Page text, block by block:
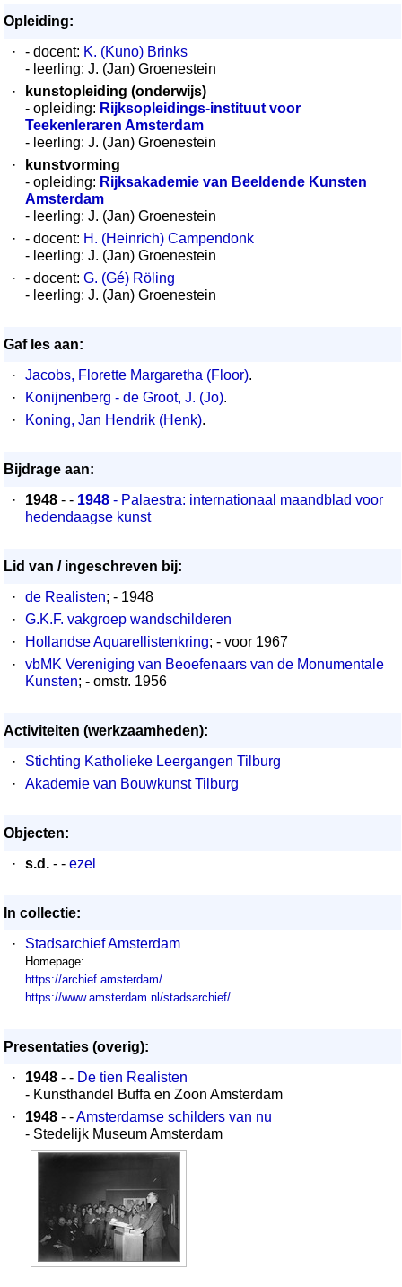
Opleiding:
·
- docent: K. (Kuno) Brinks
- leerling: J. (Jan) Groenestein
·
kunstopleiding (onderwijs)
- opleiding: Rijksopleidings-instituut voor
Teekenleraren Amsterdam
- leerling: J. (Jan) Groenestein
·
kunstvorming
- opleiding: Rijksakademie van Beeldende Kunsten
Amsterdam
- leerling: J. (Jan) Groenestein
·
- docent: H. (Heinrich) Campendonk
- leerling: J. (Jan) Groenestein
·
- docent: G. (Gé) Röling
- leerling: J. (Jan) Groenestein
Gaf les aan:
·
Jacobs, Florette Margaretha (Floor).
·
Konijnenberg - de Groot, J. (Jo).
·
Koning, Jan Hendrik (Henk).
Bijdrage aan:
·
1948 - - 1948 - Palaestra: internationaal maandblad voor
hedendaagse kunst
Lid van / ingeschreven bij:
·
de Realisten; - 1948
·
G.K.F. vakgroep wandschilderen
·
Hollandse Aquarellistenkring; - voor 1967
·
vbMK Vereniging van Beoefenaars van de Monumentale
Kunsten; - omstr. 1956
Activiteiten (werkzaamheden):
·
Stichting Katholieke Leergangen Tilburg
·
Akademie van Bouwkunst Tilburg
Objecten:
·
s.d. - - ezel
In collectie:
·
Stadsarchief Amsterdam
Homepage:
https://archief.amsterdam/
https://www.amsterdam.nl/stadsarchief/
Presentaties (overig):
·
1948 - - De tien Realisten
- Kunsthandel Buffa en Zoon Amsterdam
·
1948 - -Amsterdamse schilders van nu
- Stedelijk Museum Amsterdam